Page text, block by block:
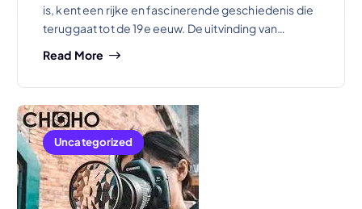
is, kent een rijke en fascinerende geschiedenis die
teruggaat tot de 19e eeuw. De uitvinding van…
Read More
Uncategorized